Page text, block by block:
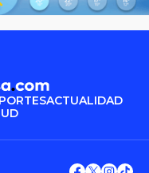
ACTUALIDAD